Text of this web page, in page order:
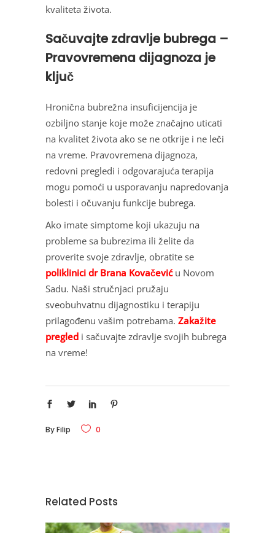
kvaliteta života.
Sačuvajte zdravlje bubrega –
Pravovremena dijagnoza je
ključ
Hronična bubrežna insuficijencija je
ozbiljno stanje koje može značajno uticati
na kvalitet života ako se ne otkrije i ne leči
na vreme. Pravovremena dijagnoza,
redovni pregledi i odgovarajuća terapija
mogu pomoći u usporavanju napredovanja
bolesti i očuvanju funkcije bubrega.
Ako imate simptome koji ukazuju na
probleme sa bubrezima ili želite da
proverite svoje zdravlje, obratite se
poliklinici dr Brana Kovačević u Novom
Sadu. Naši stručnjaci pružaju
sveobuhvatnu dijagnostiku i terapiju
prilagođenu vašim potrebama. Zakažite
pregled i sačuvajte zdravlje svojih bubrega
na vreme!
ByFilip 0
Related Posts